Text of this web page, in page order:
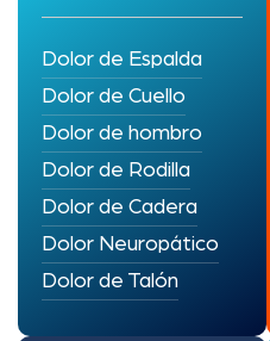
Dolor de Espalda
Dolor de Cuello
Dolor de hombro
Dolor de Rodilla
Dolor de Cadera
Dolor Neuropático
Dolor de Talón